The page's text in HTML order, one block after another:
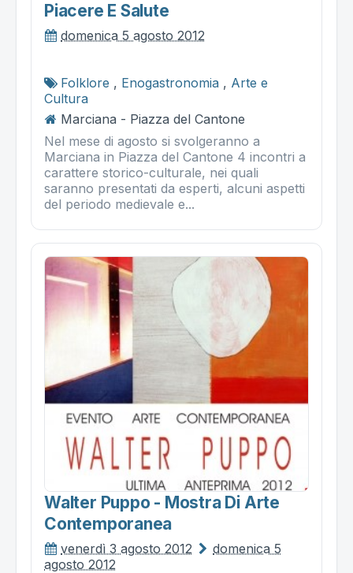
Piacere E Salute
domenica 5 agosto 2012
Folklore , Enogastronomia , Arte e
Cultura
Marciana - Piazza del Cantone
Nel mese di agosto si svolgeranno a
Marciana in Piazza del Cantone 4 incontri a
carattere storico-culturale, nei quali
saranno presentati da esperti, alcuni aspetti
del periodo medievale e...
Walter Puppo - Mostra Di Arte
Contemporanea
venerdì 3 agosto 2012
domenica 5
agosto 2012